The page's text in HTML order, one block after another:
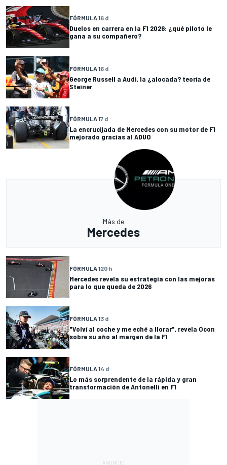
FÓRMULA 16 d
Duelos en carrera en la F1 2026: ¿qué piloto le
gana a su compañero?
FÓRMULA 16 d
George Russell a Audi, la ¿alocada? teoría de
Steiner
FÓRMULA 17 d
La encrucijada de Mercedes con su motor de F1
mejorado gracias al ADUO
Más de
Mercedes
FÓRMULA 120 h
Mercedes revela su estrategia con las mejoras
para lo que queda de 2026
FÓRMULA 13 d
"Volví al coche y me eché a llorar", revela Ocon
sobre su año al margen de la F1
FÓRMULA 14 d
Lo más sorprendente de la rápida y gran
transformación de Antonelli en F1